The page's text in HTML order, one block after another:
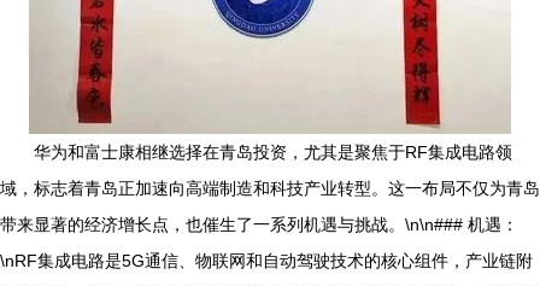
华为和富士康相继选择在青岛投资，尤其是聚焦于RF集成电路领
域，标志着青岛正加速向高端制造和科技产业转型。这一布局不仅为青岛
带来显著的经济增长点，也催生了一系列机遇与挑战。\n\n### 机遇：
\nRF集成电路是5G通信、物联网和自动驾驶技术的核心组件，产业链附